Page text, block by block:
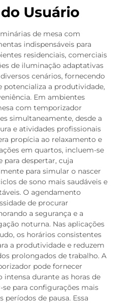
Usuário
de mesa com
indispensáveis para
residenciais, comerciais
de iluminação adaptativas
cenários, fornecendo
potencializa a produtividade,
Em ambientes
com temporizador
simultaneamente, desde a
e atividades profissionais
propícia ao relaxamento e
em quartos, incluem-se
para despertar, cuja
para simular o nascer
de sono mais saudáveis e
O agendamento
de procurar
a segurança e a
noturna. Nas aplicações
os horários consistentes
a produtividade e reduzem
prolongados de trabalho. A
pode fornecer
durante as horas de
para configurações mais
períodos de pausa. Essa